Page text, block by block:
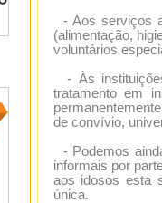
- Aos serviços
(alimentação,
voluntários
- Às
tratamento em
de convívio,
- Podemos
informais por
aos idosos esta
única.